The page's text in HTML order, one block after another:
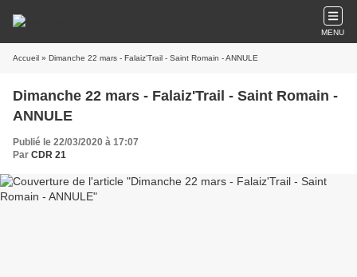
MENU
Accueil » Dimanche 22 mars - Falaiz'Trail - Saint Romain - ANNULE
Dimanche 22 mars - Falaiz'Trail - Saint Romain -
ANNULE
Publié le 22/03/2020 à 17:07
Par CDR 21